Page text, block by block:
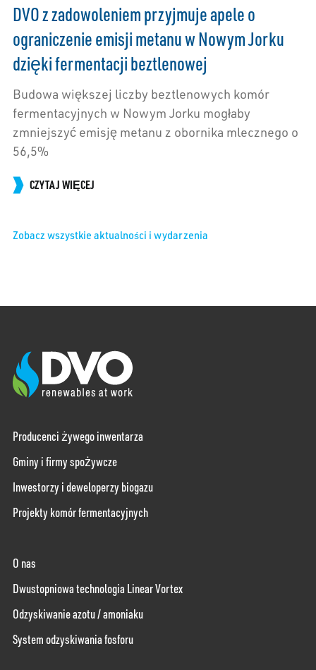
DVO z zadowoleniem przyjmuje apele o
ograniczenie emisji metanu w Nowym Jorku
dzięki fermentacji beztlenowej
Budowa większej liczby beztlenowych komór
fermentacyjnych w Nowym Jorku mogłaby
zmniejszyć emisję metanu z obornika mlecznego o
56,5%
CZYTAJ WIĘCEJ
Zobacz wszystkie aktualności i wydarzenia
Producenci żywego inwentarza
Gminy i firmy spożywcze
Inwestorzy i deweloperzy biogazu
Projekty komór fermentacyjnych
O nas
Dwustopniowa technologia Linear Vortex
Odzyskiwanie azotu / amoniaku
System odzyskiwania fosforu